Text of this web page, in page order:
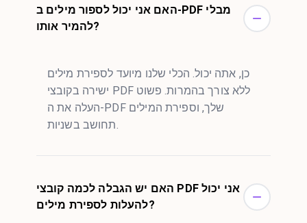
האם אני יכול לספור מילים ב-PDF מבלי
להמיר אותו?
כן, אתה יכול. הכלי שלנו מיועד לספירת מילים
ישירה בקובצי PDF ללא צורך בהמרות. פשוט
העלה את ה-PDF שלך, וספירת המילים
תחושב בשניות.
האם יש הגבלה לכמה קובצי PDF אני יכול
להעלות לספירת מילים?